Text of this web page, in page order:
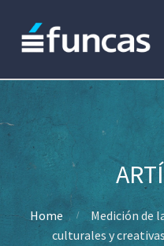
Home
Medición de
culturales y